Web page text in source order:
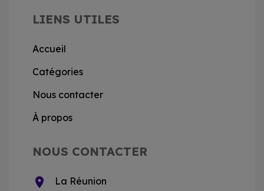
LIENS UTILES
Accueil
Catégories
Nous contacter
À propos
NOUS CONTACTER
location_on La Réunion